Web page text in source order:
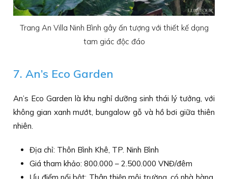
Trang An Villa Ninh Bình gây ấn tượng với thiết kế dạng
tam giác độc đáo
7. An’s Eco Garden
An’s Eco Garden là khu nghỉ dưỡng sinh thái lý tưởng, với
không gian xanh mướt, bungalow gỗ và hồ bơi giữa thiên
nhiên.
Địa chỉ: Thôn Bình Khê, TP. Ninh Bình
Giá tham khảo: 800.000 – 2.500.000 VNĐ/đêm